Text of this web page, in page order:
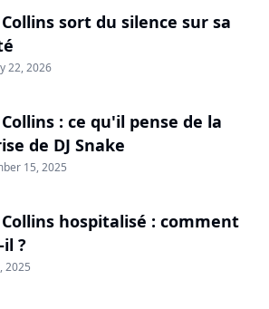
sort du silence sur sa
22, 2026
: ce qu'il pense de la
de DJ Snake
15, 2025
hospitalisé : comment
?
2025